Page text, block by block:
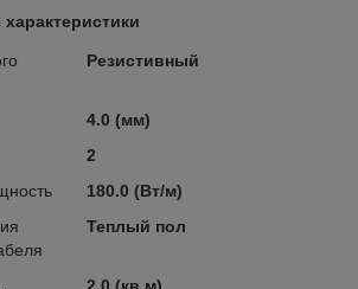
Резистивный
4.0 (мм)
2
180.0 (Вт/м)
Теплый пол
2.0 (кв.м)